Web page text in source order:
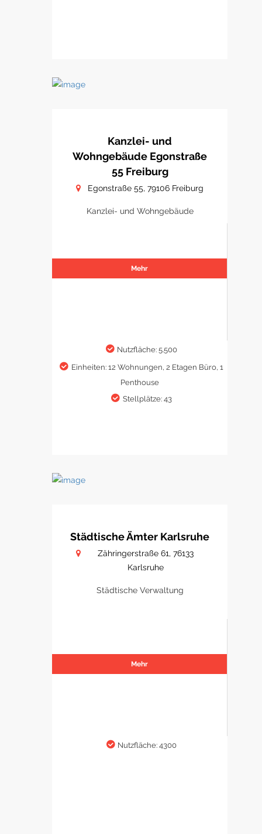
Kanzlei- und
Wohngebäude Egonstraße
55 Freiburg
Egonstraße 55, 79106 Freiburg
Kanzlei- und Wohngebäude
Mehr
Nutzfläche: 5.500
Einheiten: 12 Wohnungen, 2 Etagen Büro, 1
Penthouse
Stellplätze: 43
Städtische Ämter Karlsruhe
Zähringerstraße 61, 76133
Karlsruhe
Städtische Verwaltung
Mehr
Nutzfläche: 4300